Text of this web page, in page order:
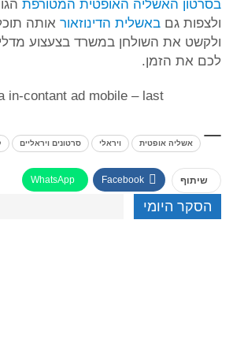
בסרטון האשליה האופטית המטורפת
ולצפות גם באשלית הדינוזאור אותה
ולקשט את השולחן במשרד בצעצוע
לכם את הזמן.
אשליה אופטית ויראלי סרטונים ויראליים
שיתוף Facebook
WhatsApp
הסקר היומי